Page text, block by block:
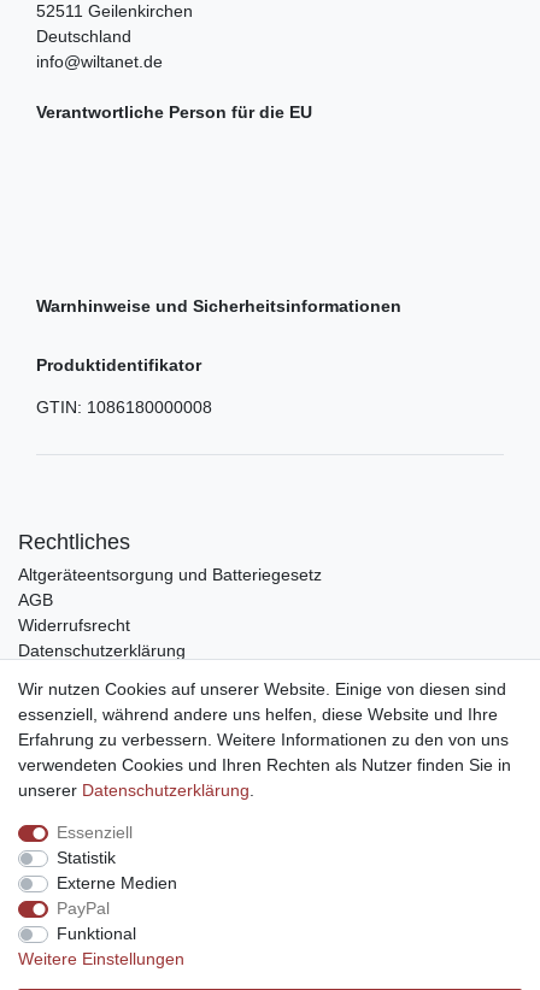
52511 Geilenkirchen
Deutschland
info@wiltanet.de
Verantwortliche Person für die EU
Warnhinweise und Sicherheitsinformationen
Produktidentifikator
GTIN: 1086180000008
Rechtliches
Altgeräteentsorgung und Batteriegesetz
AGB
Widerrufsrecht
Datenschutzerklärung
Impressum
Service
Zahlungsarten
Lieferung und Abholung
Unternehmen
Über uns
Karriere
Kontakt
Wir nutzen Cookies auf unserer Website. Einige von diesen sind
essenziell, während andere uns helfen, diese Website und Ihre
Erfahrung zu verbessern. Weitere Informationen zu den von uns
verwendeten Cookies und Ihren Rechten als Nutzer finden Sie in
unserer Daten­schutz­erklärung
Essenziell
Statistik
Externe Medien
PayPal
Funktional
Weitere Einstellungen